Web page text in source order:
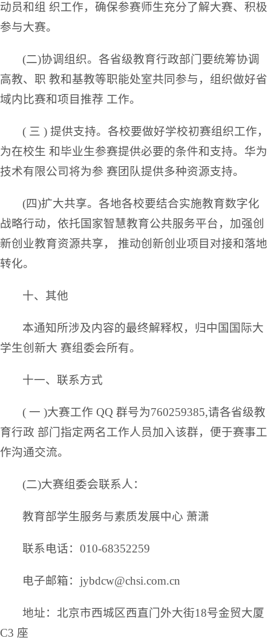
动员和组 织工作，确保参赛师生充分了解大赛、积极
参与大赛。
(二)协调组织。各省级教育行政部门要统筹协调
高教、职 教和基教等职能处室共同参与，组织做好省
域内比赛和项目推荐 工作。
( 三 ) 提供支持。各校要做好学校初赛组织工作，
为在校生 和毕业生参赛提供必要的条件和支持。华为
技术有限公司将为参 赛团队提供多种资源支持。
(四)扩大共享。各地各校要结合实施教育数字化
战略行动，依托国家智慧教育公共服务平台，加强创
新创业教育资源共享， 推动创新创业项目对接和落地
转化。
十、其他
本通知所涉及内容的最终解释权，归中国国际大
学生创新大 赛组委会所有。
十一、联系方式
( 一 )大赛工作 QQ 群号为760259385,请各省级教
育行政 部门指定两名工作人员加入该群，便于赛事工
作沟通交流。
(二)大赛组委会联系人：
教育部学生服务与素质发展中心 萧潇
联系电话：010-68352259
电子邮箱：jybdcw@chsi.com.cn
地址：北京市西城区西直门外大街18号金贸大厦
C3 座